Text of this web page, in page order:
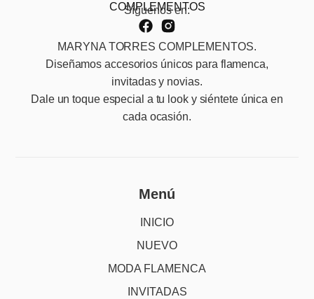
Síguenos en:
MARYNA TORRES COMPLEMENTOS.
Diseñamos accesorios únicos para flamenca,
invitadas y novias.
Dale un toque especial a tu look y siéntete única en
cada ocasión.
Menú
INICIO
NUEVO
MODA FLAMENCA
INVITADAS